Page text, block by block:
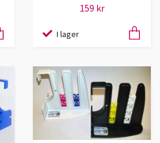
159 kr
I lager